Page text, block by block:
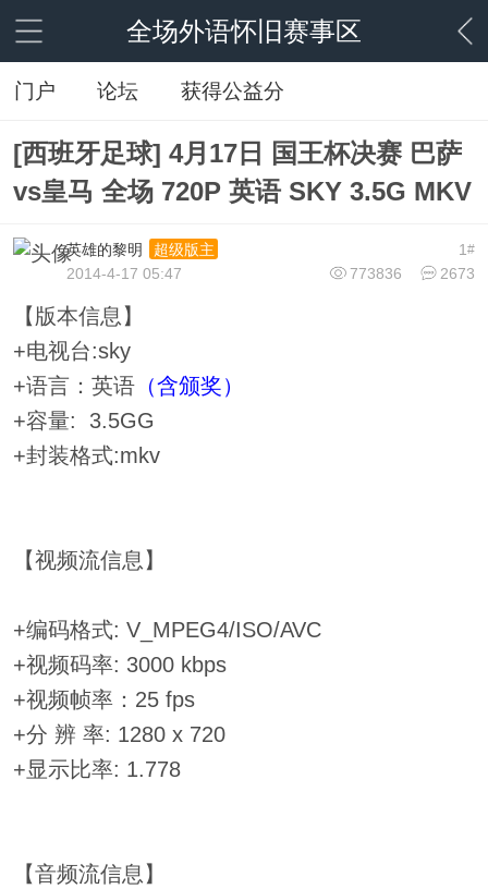
全场外语怀旧赛事区
门户 论坛 获得公益分
[西班牙足球] 4月17日 国王杯决赛 巴萨
vs皇马 全场 720P 英语 SKY 3.5G MKV
1#
英雄的黎明
超级版主
773836
2673
2014-4-17 05:47
【版本信息】
+电视台:sky
+语言：英语（含颁奖）
+容量: 3.5GG
+封装格式:mkv
【视频流信息】
+编码格式: V_MPEG4/ISO/AVC
+视频码率: 3000 kbps
+视频帧率：25 fps
+分 辨 率: 1280 x 720
+显示比率: 1.778
【音频流信息】